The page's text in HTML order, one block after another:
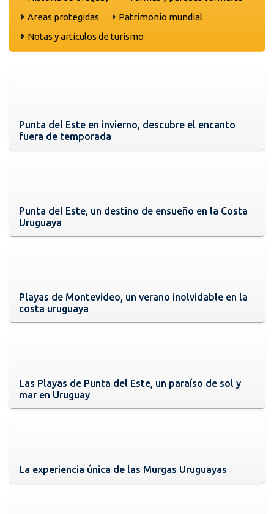
Areas protegidas
Patrimonio mundial
Notas y artículos de turismo
Punta del Este en invierno, descubre el encanto
fuera de temporada
Punta del Este, un destino de ensueño en la Costa
Uruguaya
Playas de Montevideo, un verano inolvidable en la
costa uruguaya
Las Playas de Punta del Este, un paraíso de sol y
mar en Uruguay
La experiencia única de las Murgas Uruguayas